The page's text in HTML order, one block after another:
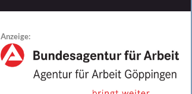
Anzeige: